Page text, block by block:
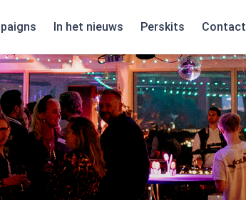
Perskits
In het nieuws Contact